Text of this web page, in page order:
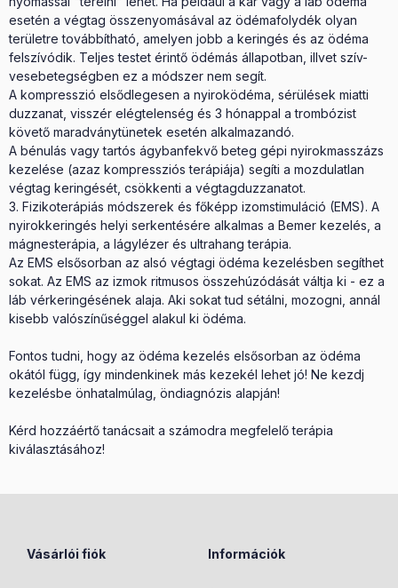
esetén a végtag összenyomásával az ödémafolydék olyan
területre továbbítható, amelyen jobb a keringés és az ödéma
felszívódik. Teljes testet érintő ödémás állapotban, illvet szív-
vesebetegségben ez a módszer nem segít.
A kompresszió elsődlegesen a nyiroködéma, sérülések miatti
duzzanat, visszér elégtelenség és 3 hónappal a trombózist
követő maradványtünetek esetén alkalmazandó.
A bénulás vagy tartós ágybanfekvő beteg gépi nyirokmasszázs
kezelése (azaz kompressziós terápiája) segíti a mozdulatlan
végtag keringését, csökkenti a végtagduzzanatot.
Fizikoterápiás módszerek és főképp izomstimuláció (EMS). A
nyirokkeringés helyi serkentésére alkalmas a Bemer kezelés, a
mágnesterápia, a lágylézer és ultrahang terápia.
Az EMS elsősorban az alsó végtagi ödéma kezelésben segíthet
sokat. Az EMS az izmok ritmusos összehúzódását váltja ki - ez a
láb vérkeringésének alaja. Aki sokat tud sétálni, mozogni, annál
kisebb valószínűséggel alakul ki ödéma.
Fontos tudni, hogy az ödéma kezelés elsősorban az ödéma
okától függ, így mindenkinek más kezekél lehet jó! Ne kezdj
kezelésbe önhatalmúlag, öndiagnózis alapján!
Kérd hozzáértő tanácsait a számodra megfelelő terápia
kiválasztásához!
Vásárlói fiók Információk